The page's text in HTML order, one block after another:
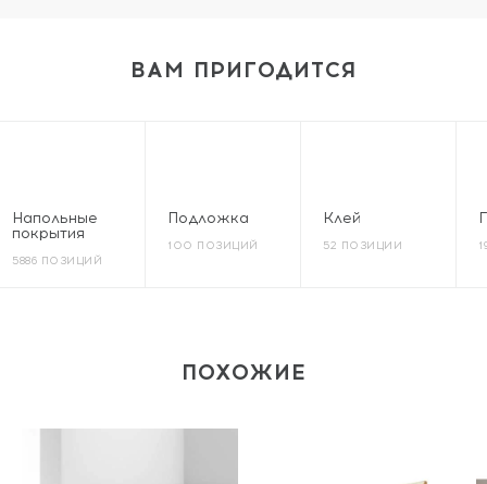
ВАМ ПРИГОДИТСЯ
Напольные
покрытия
5886 ПОЗИЦИЙ
Подложка
100 ПОЗИЦИЙ
Клей
52 ПОЗИЦИИ
ПОХОЖИЕ